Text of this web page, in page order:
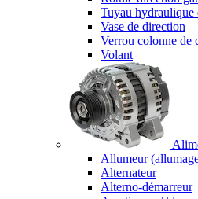
Tuyau hydraulique
Vase de direction
Verrou colonne de
Volant
Allumeur
Alternateur
Alterno-démarreur